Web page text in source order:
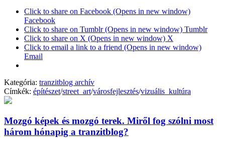
Click to share on Facebook (Opens in new window)
Facebook
Click to share on Tumblr (Opens in new window) Tumblr
Click to share on X (Opens in new window) X
Click to email a link to a friend (Opens in new window)
Email
Kategória: tranzitblog archív
Címkék: építészet/street_art/városfejlesztés/vizuális_kultúra
Mozgó képek és mozgó terek. Miről fog szólni most
három hónapig a tranzitblog?